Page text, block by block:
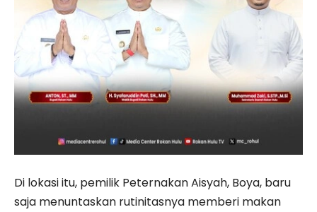
Di lokasi itu, pemilik Peternakan Aisyah, Boya, baru
saja menuntaskan rutinitasnya memberi makan